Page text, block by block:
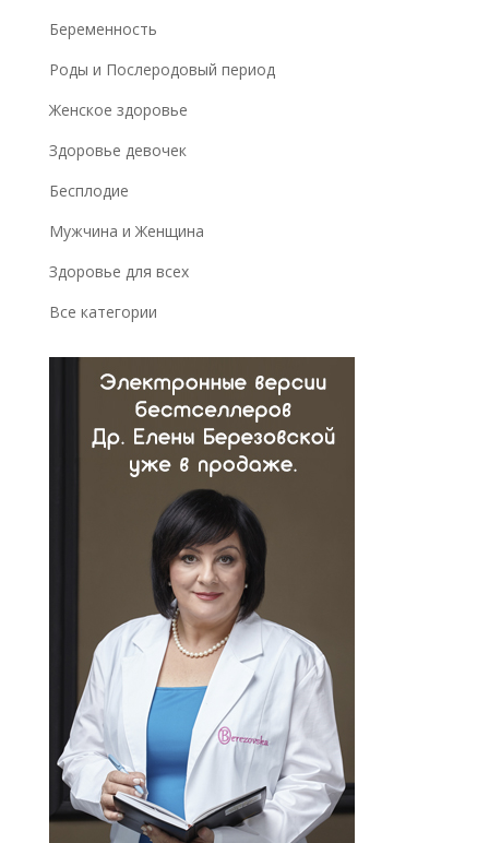
Беременность
Роды и Послеродовый период
Женское здоровье
Здоровье девочек
Бесплодие
Мужчина и Женщина
Здоровье для всех
Все категории